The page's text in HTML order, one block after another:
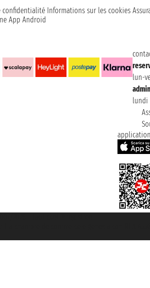
confidentialité Informations sur les cookies
App Android
lun-
lundi